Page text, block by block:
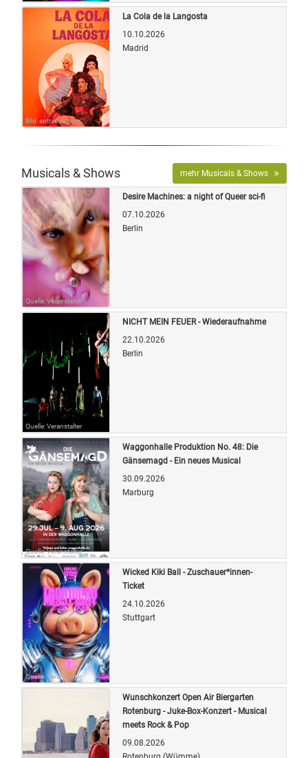
Bild: entradas.com
La Cola de la Langosta
10.10.2026
Madrid
Musicals & Shows mehr Musicals & Shows
Quelle: Veranstalter
Desire Machines: a night of Queer sci-fi
07.10.2026
Berlin
Quelle: Veranstalter
NICHT MEIN FEUER - Wiederaufnahme
22.10.2026
Berlin
Quelle: Veranstalter
Waggonhalle Produktion No. 48: Die
Gänsemagd - Ein neues Musical
30.09.2026
Marburg
Quelle: Veranstalter
Wicked Kiki Ball - Zuschauer*innen-
Ticket
24.10.2026
Stuttgart
Wunschkonzert Open Air Biergarten
Rotenburg - Juke-Box-Konzert - Musical
meets Rock & Pop
09.08.2026